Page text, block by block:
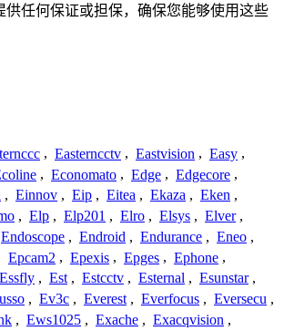
供任何保证或担保，确保您能够使用这些
, Easterncctv , Eastvision , Easy ,
, Economato , Edge , Edgecore ,
, Einnov , Eip , Eitea , Ekaza , Eken ,
, Elp , Elp201 , Elro , Elsys , Elver ,
Endoscope , Endroid , Endurance , Eneo ,
Epcam2 , Epexis , Epges , Ephone ,
Essfly , Est , Estcctv , Esternal , Esunstar ,
, Ev3c , Everest , Everfocus , Eversecu ,
, Ews1025 , Exache , Exacqvision ,